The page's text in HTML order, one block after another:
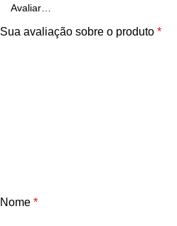
Sua avaliação sobre o produto *
Nome *